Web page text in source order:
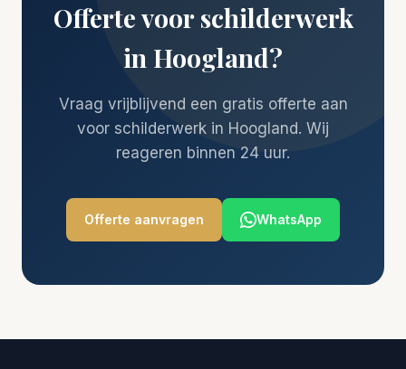
Offerte voor schilderwerk
in Hoogland?
Vraag vrijblijvend een gratis offerte aan
voor schilderwerk in Hoogland. Wij
reageren binnen 24 uur.
Offerte aanvragen WhatsApp